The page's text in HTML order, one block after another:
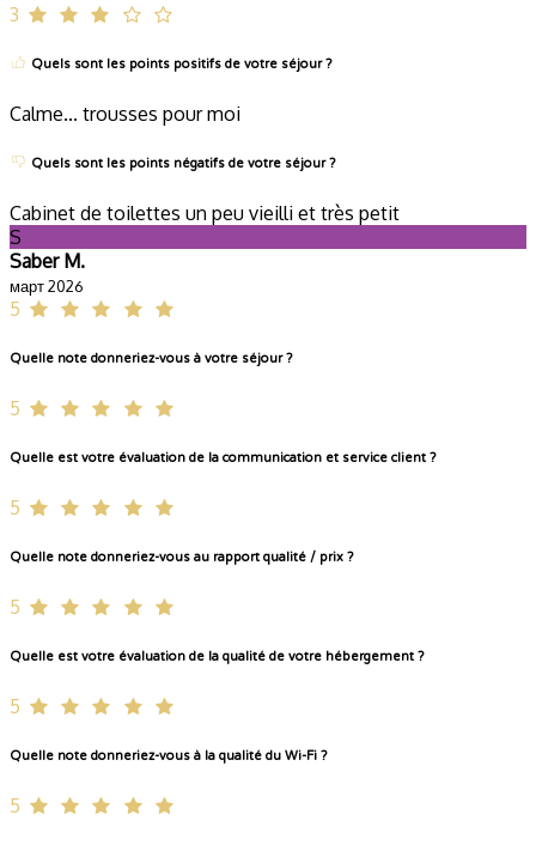
3
Quels sont les points positifs de votre séjour ?
Calme... trousses pour moi
Quels sont les points négatifs de votre séjour ?
Cabinet de toilettes un peu vieilli et très petit
S
Saber M.
март 2026
5
Quelle note donneriez-vous à votre séjour ?
5
Quelle est votre évaluation de la communication et service client ?
5
Quelle note donneriez-vous au rapport qualité / prix ?
5
Quelle est votre évaluation de la qualité de votre hébergement ?
5
Quelle note donneriez-vous à la qualité du Wi-Fi ?
5